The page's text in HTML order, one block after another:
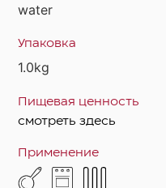
water
Упаковка
1.0kg
Пищевая ценность
смотреть здесь
Применение